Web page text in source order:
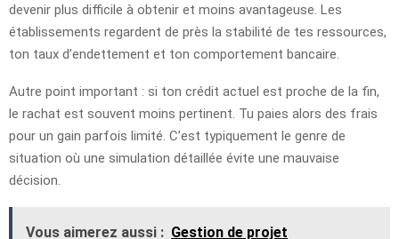
devenir plus difficile à obtenir et moins avantageuse. Les
établissements regardent de près la stabilité de tes ressources,
ton taux d’endettement et ton comportement bancaire.
Autre point important : si ton crédit actuel est proche de la fin,
le rachat est souvent moins pertinent. Tu paies alors des frais
pour un gain parfois limité. C’est typiquement le genre de
situation où une simulation détaillée évite une mauvaise
décision.
Vous aimerez aussi : Gestion de projet